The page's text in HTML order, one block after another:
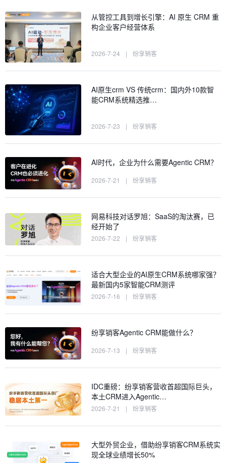
从管控工具到增长引擎：AI 原生 CRM 重
构企业客户经营体系
2026-7-24 | 纷享销客
AI原生crm VS 传统crm：国内外10款智
能CRM系统精选推…
2026-7-23 | 纷享销客
AI时代，企业为什么需要Agentic CRM？
2026-7-21 | 纷享销客
网易科技对话罗旭：SaaS的淘汰赛，已
经开始了
2026-7-22 | 纷享销客
适合大型企业的AI原生CRM系统哪家强？
最新国内5家智能CRM测评
2026-7-16 | 纷享销客
纷享销客Agentic CRM能做什么？
2026-7-13 | 纷享销客
IDC重磅：纷享销客营收首超国际巨头，
本土CRM进入Agentic…
2026-7-21 | 纷享销客
大型外贸企业，借助纷享销客CRM系统实
现全球业绩增长50%